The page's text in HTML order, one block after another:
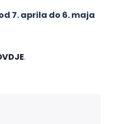
7. aprila do 6. maja
.